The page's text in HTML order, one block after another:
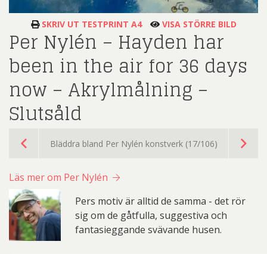
SKRIV UT TESTPRINT A4 VISA STÖRRE BILD
Per Nylén – Hayden har
been in the air for 36 days
now – Akrylmålning –
Slutsåld
Bläddra bland Per Nylén konstverk (17/106)
Läs mer om Per Nylén
Pers motiv är alltid de samma - det rör
sig om de gåtfulla, suggestiva och
fantasieggande svävande husen.